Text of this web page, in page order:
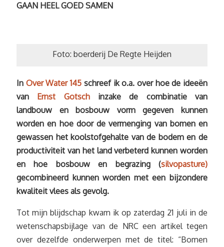
GAAN HEEL GOED SAMEN
Foto: boerderij De Regte Heijden
In Over Water 145 schreef ik o.a. over hoe de ideeën
van Ernst Gotschinzake de combinatie van
landbouw en bosbouw vorm gegeven kunnen
worden en hoe door de vermenging van bomen en
gewassen het koolstofgehalte van de bodem en de
productiviteit van het land verbeterd kunnen worden
en hoe bosbouw en begrazing (silvopasture)
gecombineerd kunnen worden met een bijzondere
kwaliteit vlees als gevolg.
Tot mijn blijdschap kwam ik op zaterdag 21 juli in de
wetenschapsbijlage van de NRC een artikel tegen
over dezelfde onderwerpen met de titel: “Bomen